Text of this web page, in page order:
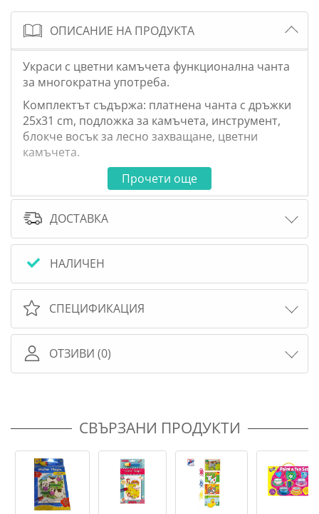
ОПИСАНИЕ НА ПРОДУКТА
Украси с цветни камъчета функционална чанта
за многократна употреба.
Комплектът съдържа: платнена чанта с дръжки
25x31 cm, подложка за камъчета, инструмент,
блокче восък за лесно захващане, цветни
камъчета.
Прочети още
ДОСТАВКА
НАЛИЧЕН
СПЕЦИФИКАЦИЯ
ОТЗИВИ (0)
СВЪРЗАНИ ПРОДУКТИ